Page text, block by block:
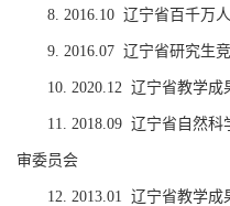
8. 2016.10 辽宁省百千万
9. 2016.07 辽宁省研究生
10. 2020.12 辽宁省教学成
11. 2018.09 辽宁省自然科
审委员会
12. 2013.01 辽宁省教学成